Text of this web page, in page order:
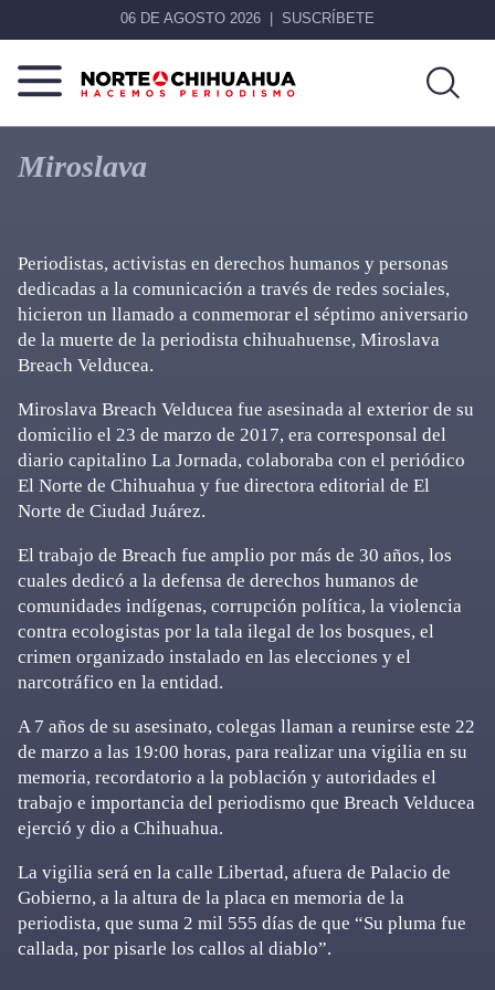
06 DE AGOSTO 2026 SUSCRÍBETE
Norte
De
Chihuahua
Más
que
noticias,
Miroslava
Periodistas, activistas en derechos humanos y personas
dedicadas a la comunicación a través de redes sociales,
hicieron un llamado a conmemorar el séptimo aniversario
de la muerte de la periodista chihuahuense, Miroslava
Breach Velducea.
Miroslava Breach Velducea fue asesinada al exterior de su
domicilio el 23 de marzo de 2017, era corresponsal del
diario capitalino La Jornada, colaboraba con el periódico
El Norte de Chihuahua y fue directora editorial de El
Norte de Ciudad Juárez.
El trabajo de Breach fue amplio por más de 30 años, los
cuales dedicó a la defensa de derechos humanos de
comunidades indígenas, corrupción política, la violencia
contra ecologistas por la tala ilegal de los bosques, el
crimen organizado instalado en las elecciones y el
narcotráfico en la entidad.
A 7 años de su asesinato, colegas llaman a reunirse este 22
de marzo a las 19:00 horas, para realizar una vigilia en su
memoria, recordatorio a la población y autoridades el
trabajo e importancia del periodismo que Breach Velducea
ejerció y dio a Chihuahua.
La vigilia será en la calle Libertad, afuera de Palacio de
Gobierno, a la altura de la placa en memoria de la
periodista, que suma 2 mil 555 días de que “Su pluma fue
callada, por pisarle los callos al diablo”.